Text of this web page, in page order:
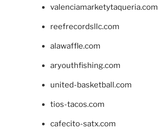
valenciamarketytaqueria.com
reefrecordsllc.com
alawaffle.com
aryouthfishing.com
united-basketball.com
tios-tacos.com
cafecito-satx.com